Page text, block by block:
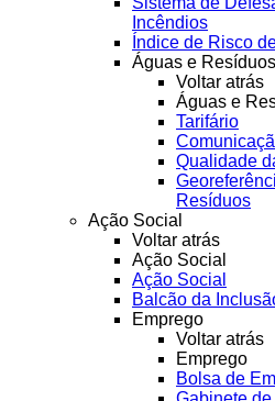
Incêndios
Índice de Risco
Águas e Resíduos
Voltar atrás
Águas e
Tarifário
Qualidade
Resíduos
Ação Social
Voltar atrás
Ação Social
Ação Social
Balcão da
Emprego
Voltar atrás
Emprego
Bolsa de